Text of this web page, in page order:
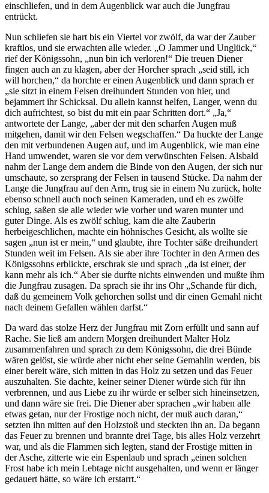
einschliefen, und in dem Augenblick war auch die Jungfrau
entrückt.
Nun schliefen sie hart bis ein Viertel vor zwölf, da war der Zauber
kraftlos, und sie erwachten alle wieder. „O Jammer und Unglück,“
rief der Königssohn, „nun bin ich verloren!“ Die treuen Diener
fingen auch an zu klagen, aber der Horcher sprach „seid still, ich
will horchen,“ da horchte er einen Augenblick und dann sprach er
„sie sitzt in einem Felsen dreihundert Stunden von hier, und
bejammert ihr Schicksal. Du allein kannst helfen, Langer, wenn du
dich aufrichtest, so bist du mit ein paar Schritten dort.“ „Ja,“
antwortete der Lange, „aber der mit den scharfen Augen muß
mitgehen, damit wir den Felsen wegschaffen.“ Da huckte der Lange
den mit verbundenen Augen auf, und im Augenblick, wie man eine
Hand umwendet, waren sie vor dem verwünschten Felsen. Alsbald
nahm der Lange dem andern die Binde von den Augen, der sich nur
umschaute, so zersprang der Felsen in tausend Stücke. Da nahm der
Lange die Jungfrau auf den Arm, trug sie in einem Nu zurück, holte
ebenso schnell auch noch seinen Kameraden, und eh es zwölfe
schlug, saßen sie alle wieder wie vorher und waren munter und
guter Dinge. Als es zwölf schlug, kam die alte Zauberin
herbeigeschlichen, machte ein höhnisches Gesicht, als wollte sie
sagen „nun ist er mein,“ und glaubte, ihre Tochter säße dreihundert
Stunden weit im Felsen. Als sie aber ihre Tochter in den Armen des
Königssohns erblickte, erschrak sie und sprach „da ist einer, der
kann mehr als ich.“ Aber sie durfte nichts einwenden und mußte ihm
die Jungfrau zusagen. Da sprach sie ihr ins Ohr „Schande für dich,
daß du gemeinem Volk gehorchen sollst und dir einen Gemahl nicht
nach deinem Gefallen wählen darfst.“
Da ward das stolze Herz der Jungfrau mit Zorn erfüllt und sann auf
Rache. Sie ließ am andern Morgen dreihundert Malter Holz
zusammenfahren und sprach zu dem Königssohn, die drei Bünde
wären gelöst, sie würde aber nicht eher seine Gemahlin werden, bis
einer bereit wäre, sich mitten in das Holz zu setzen und das Feuer
auszuhalten. Sie dachte, keiner seiner Diener würde sich für ihn
verbrennen, und aus Liebe zu ihr würde er selber sich hineinsetzen,
und dann wäre sie frei. Die Diener aber sprachen „wir haben alle
etwas getan, nur der Frostige noch nicht, der muß auch daran,“
setzten ihn mitten auf den Holzstoß und steckten ihn an. Da begann
das Feuer zu brennen und brannte drei Tage, bis alles Holz verzehrt
war, und als die Flammen sich legten, stand der Frostige mitten in
der Asche, zitterte wie ein Espenlaub und sprach „einen solchen
Frost habe ich mein Lebtage nicht ausgehalten, und wenn er länger
gedauert hätte, so wäre ich erstarrt.“